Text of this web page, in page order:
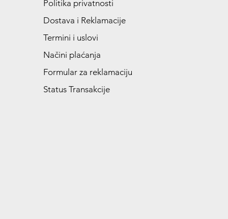
Politika privatnosti
Dostava i Reklamacije
Termini i uslovi
Načini plaćanja
Formular za reklamaciju
Status Transakcije